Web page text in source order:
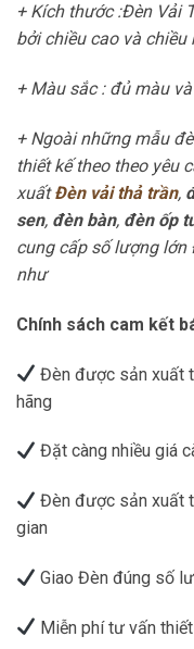
+ Kích thước :Đèn Vải
bởi chiều cao và chiều
+ Màu sắc : đủ màu
+ Ngoài những mẫu
thiết kế theo theo yêu
xuấtĐèn vải thả trần,
sen, đèn bàn, đèn ốp
cung cấp số lượng lớn
như
Chính sách cam kết
Đèn được sản xuất
hãng
Đặt càng nhiều giá
Đèn được sản xuất
gian
Giao Đèn đúng số
Miễn phí tư vấn